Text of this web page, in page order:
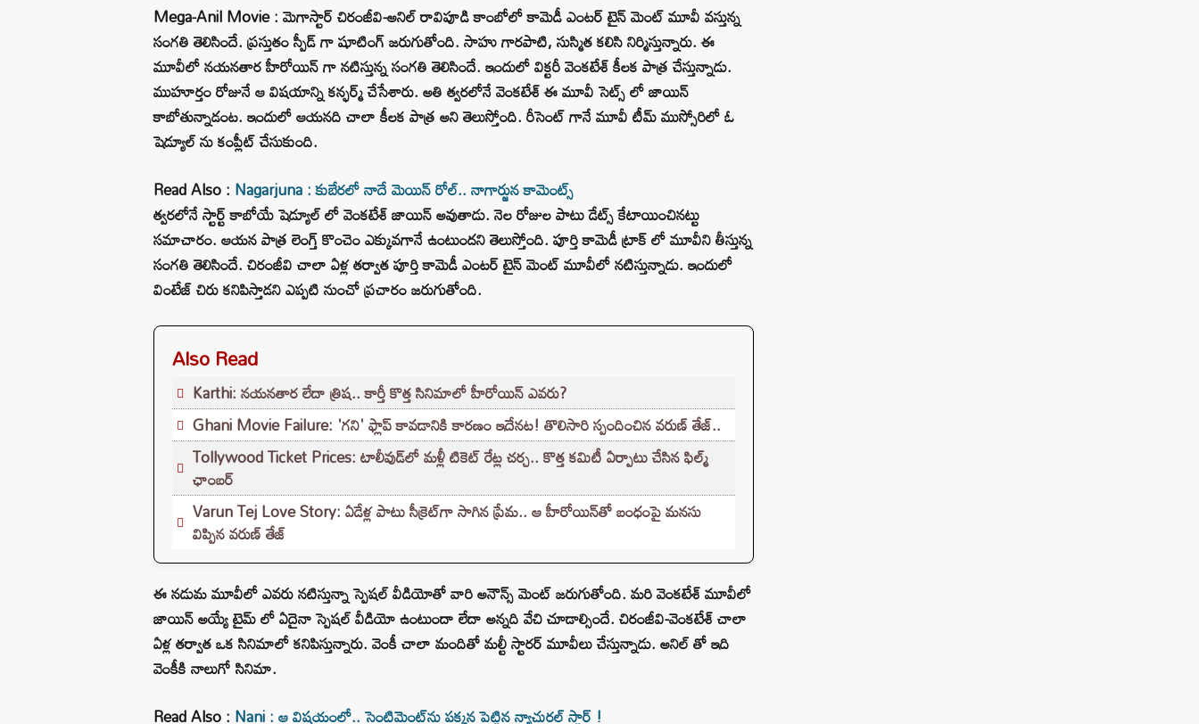
Mega-Anil Movie : మెగాస్టార్ చిరంజీవి-అనిల్ రావిపూడి కాంబోలో కామెడీ ఎంటర్ టైన్ మెంట్ మూవీ వస్తున్న
సంగతి తెలిసిందే. ప్రస్తుతం స్పీడ్ గా షూటింగ్ జరుగుతోంది. సాహు గారపాటి, సుస్మిత కలిసి నిర్మిస్తున్నారు. ఈ
మూవీలో నయనతార హీరోయిన్ గా నటిస్తున్న సంగతి తెలిసిందే. ఇందులో విక్టరీ వెంకటేశ్ కీలక పాత్ర చేస్తున్నాడు.
ముహూర్తం రోజునే ఆ విషయాన్ని కన్ఫర్మ్ చేసేశారు. అతి త్వరలోనే వెంకటేశ్ ఈ మూవీ సెట్స్ లో జాయిన్
కాబోతున్నాడంట. ఇందులో ఆయనది చాలా కీలక పాత్ర అని తెలుస్తోంది. రీసెంట్ గానే మూవీ టీమ్ ముస్సోరిలో ఓ
షెడ్యూల్ ను కంప్లీట్ చేసుకుంది.
Read Also : Nagarjuna : కుబేరలో నాదే మెయిన్ రోల్.. నాగార్జున కామెంట్స్
త్వరలోనే స్టార్ట్ కాబోయే షెడ్యూల్ లో వెంకటేశ్ జాయిన్ అవుతాడు. నెల రోజుల పాటు డేట్స్ కేటాయించినట్టు
సమాచారం. ఆయన పాత్ర లెంగ్త్ కొంచెం ఎక్కువగానే ఉంటుందని తెలుస్తోంది. పూర్తి కామెడీ ట్రాక్ లో మూవీని తీస్తున్న
సంగతి తెలిసిందే. చిరంజీవి చాలా ఏళ్ల తర్వాత పూర్తి కామెడీ ఎంటర్ టైన్ మెంట్ మూవీలో నటిస్తున్నాడు. ఇందులో
వింటేజ్ చిరు కనిపిస్తాడని ఎప్పటి నుంచో ప్రచారం జరుగుతోంది.
Also Read
Karthi: నయనతార లేదా త్రిష.. కార్తీ కొత్త సినిమాలో హీరోయిన్ ఎవరు?
Ghani Movie Failure: 'గని' ఫ్లాప్‌ కావడానికి కారణం ఇదేనట! తొలిసారి స్పందించిన వరుణ్ తేజ్..
Tollywood Ticket Prices: టాలీవుడ్‌లో మళ్లీ టికెట్‌ రేట్ల చర్చ.. కొత్త కమిటీ ఏర్పాటు చేసిన ఫిల్మ్‌
ఛాంబర్‌
Varun Tej Love Story: ఏడేళ్ల పాటు సీక్రెట్‌గా సాగిన ప్రేమ.. ఆ హీరోయిన్‌తో బంధంపై మనసు
విప్పిన వరుణ్ తేజ్
ఈ నడుమ మూవీలో ఎవరు నటిస్తున్నా స్పెషల్ వీడియోతో వారి అనౌన్స్ మెంట్ జరుగుతోంది. మరి వెంకటేశ్ మూవీలో
జాయిన్ అయ్యే టైమ్ లో ఏదైనా స్పెషల్ వీడియో ఉంటుందా లేదా అన్నది వేచి చూడాల్సిందే. చిరంజీవి-వెంకటేశ్ చాలా
ఏళ్ల తర్వాత ఒక సినిమాలో కనిపిస్తున్నారు. వెంకీ చాలా మందితో మల్టీ స్టారర్ మూవీలు చేస్తున్నాడు. అనిల్ తో ఇది
వెంకీకి నాలుగో సినిమా.
Read Also : Nani : ఆ విషయంలో.. సెంటిమెంట్‌ను పక్కన పెట్టిన న్యాచురల్ స్టార్ !